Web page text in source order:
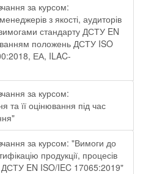
за курсом:
з якості, аудиторів
стандарту ДСТУ EN
положень ДСТУ ISO
ЕА, ILAC-
за курсом:
та її оцінювання під час
за курсом: "Вимоги до
продукції, процесів
ДСТУ EN ISO/IEC 17065:2019"